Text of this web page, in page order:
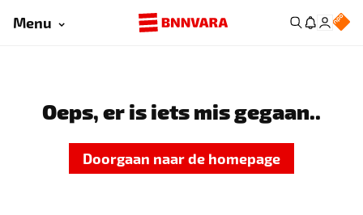
Menu
Oeps, er is iets mis gegaan..
Doorgaan naar de homepage